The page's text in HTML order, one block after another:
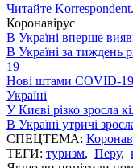
Читайте
Коронавірус
В Україні вперше
В Україні за тиждень
19
Нові штами COVID-19:
Україні
У Києві різко зросла
В Україні утричі
СПЕЦТЕМА:
ТЕГИ: туризм, Перу,